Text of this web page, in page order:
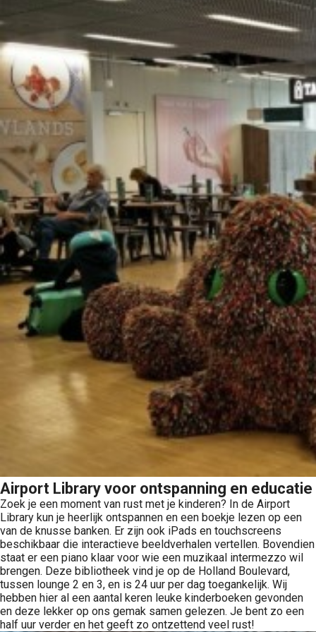
Airport Library voor ontspanning en educatie
Zoek je een moment van rust met je kinderen? In de Airport
Library kun je heerlijk ontspannen en een boekje lezen op een
van de knusse banken. Er zijn ook iPads en touchscreens
beschikbaar die interactieve beeldverhalen vertellen. Bovendien
staat er een piano klaar voor wie een muzikaal intermezzo wil
brengen. Deze bibliotheek vind je op de Holland Boulevard,
tussen lounge 2 en 3, en is 24 uur per dag toegankelijk. Wij
hebben hier al een aantal keren leuke kinderboeken gevonden
en deze lekker op ons gemak samen gelezen. Je bent zo een
half uur verder en het geeft zo ontzettend veel rust!